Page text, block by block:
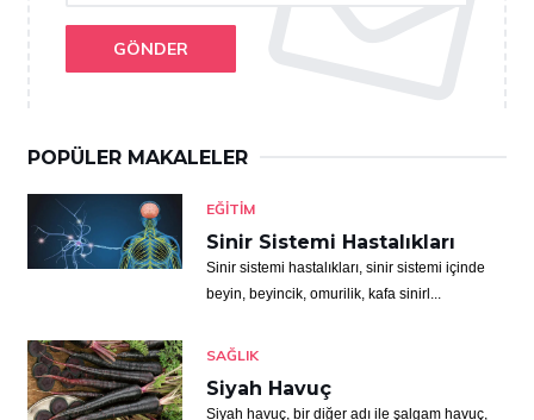
GÖNDER
POPÜLER MAKALELER
EĞITIM
Sinir Sistemi Hastalıkları
Sinir sistemi hastalıkları, sinir sistemi içinde
beyin, beyincik, omurilik, kafa sinirl...
SAĞLIK
Siyah Havuç
Siyah havuç, bir diğer adı ile şalgam havuç,